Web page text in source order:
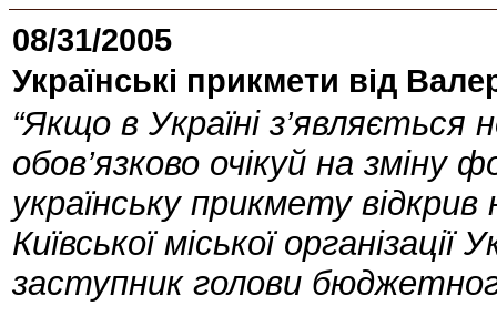
08/31/2005
Українські прикмети від
“Якщо в Україні з’являється
обов’язково очікуй на
українську прикмету
Київської міської організації
заступник голови